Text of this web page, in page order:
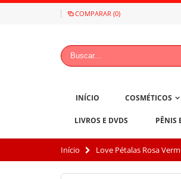
COMPARAR (0)
INÍCIO COSMÉTICOS
LIVROS E DVDS PÊNIS
Início Love Pétalas Rosa